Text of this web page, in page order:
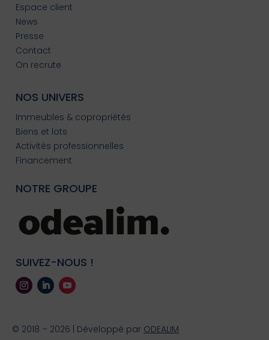
Espace client
News
Presse
Contact
On recrute
NOS UNIVERS
Immeubles & copropriétés
Biens et lots
Activités professionnelles
Financement
NOTRE GROUPE
SUIVEZ-NOUS !
© 2018 – 2026 | Développé par ODEALIM